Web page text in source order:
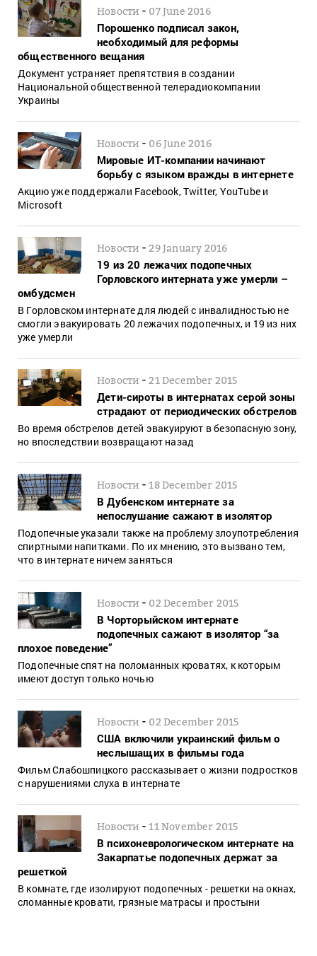
Новости - 07 June 2016
Порошенко подписал закон,
необходимый для реформы
общественного вещания
Документ устраняет препятствия в создании
Национальной общественной телерадиокомпании
Украины
Новости - 06 June 2016
Мировые ИТ-компании начинают
борьбу с языком вражды в интернете
Акцию уже поддержали Facebook, Twitter, YouTube и
Microsoft
Новости -29 January 2016
19 из 20 лежачих подопечных
Горловского интерната уже умерли –
омбудсмен
В Горловском интернате для людей с инвалидностью не
смогли эвакуировать 20 лежачих подопечных, и 19 из них
уже умерли
Новости -21 December 2015
Дети-сироты в интернатах серой зоны
страдают от периодических обстрелов
Во время обстрелов детей эвакуируют в безопасную зону,
но впоследствии возвращают назад
Новости -18 December 2015
В Дубенском интернате за
непослушание сажают в изолятор
Подопечные указали также на проблему злоупотребления
спиртными напитками. По их мнению, это вызвано тем,
что в интернате ничем заняться
Новости - 02 December 2015
В Чорторыйском интернате
подопечных сажают в изолятор “за
плохое поведение”
Подопечные спят на поломанных кроватях, к которым
имеют доступ только ночью
Новости - 02 December 2015
США включили украинский фильм о
неслышащих в фильмы года
Фильм Слабошпицкого рассказывает о жизни подростков
с нарушениями слуха в интернате
Новости -11 November 2015
В психоневрологическом интернате на
Закарпатье подопечных держат за
решеткой
В комнате, где изолируют подопечных - решетки на окнах,
сломанные кровати, грязные матрасы и простыни